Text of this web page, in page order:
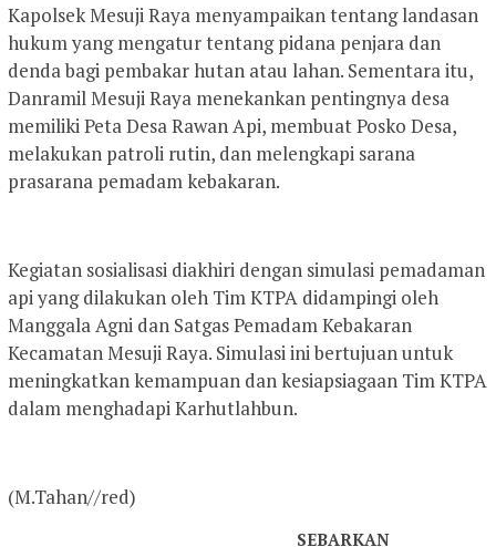
Kapolsek Mesuji Raya menyampaikan tentang landasan
hukum yang mengatur tentang pidana penjara dan
denda bagi pembakar hutan atau lahan. Sementara itu,
Danramil Mesuji Raya menekankan pentingnya desa
memiliki Peta Desa Rawan Api, membuat Posko Desa,
melakukan patroli rutin, dan melengkapi sarana
prasarana pemadam kebakaran.
Kegiatan sosialisasi diakhiri dengan simulasi pemadaman
api yang dilakukan oleh Tim KTPA didampingi oleh
Manggala Agni dan Satgas Pemadam Kebakaran
Kecamatan Mesuji Raya. Simulasi ini bertujuan untuk
meningkatkan kemampuan dan kesiapsiagaan Tim KTPA
dalam menghadapi Karhutlahbun.
(M.Tahan//red)
SEBARKAN